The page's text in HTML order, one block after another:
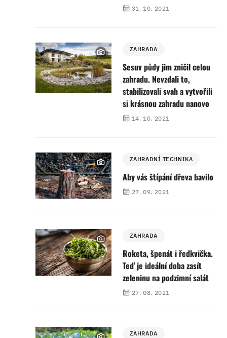
31. 10. 2021
ZAHRADA
Sesuv půdy jim zničil celou
zahradu. Nevzdali to,
stabilizovali svah a vytvořili
si krásnou zahradu nanovo
14. 10. 2021
ZAHRADNÍ TECHNIKA
Aby vás štípání dřeva bavilo
27. 09. 2021
ZAHRADA
Roketa, špenát i ředkvička.
Teď je ideální doba zasít
zeleninu na podzimní salát
27. 08. 2021
ZAHRADA